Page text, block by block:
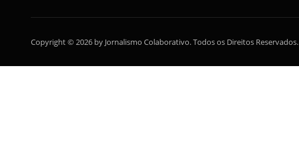
Copyright © 2026 by Jornalismo Colaborativo. Todos os Direitos Reservados.